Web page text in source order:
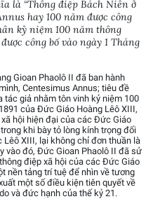
là “Thông điệp Bách Niên ở
hay 100 năm được công
kỷ niệm 100 năm thông
công bố vào ngày 1 Tháng
Gioan Phaolô II đã ban hành
Centesimus Annus; tiêu đề
tác giả nhằm tôn vinh kỷ niệm 100
của Đức Giáo Hoàng Lêô XIII,
hội hiện đại của các Đức Giáo
khi bày tỏ lòng kính trọng đối
XIII, lại không chỉ đơn thuần là
vào đó, Đức Gioan Phaolô II đã sử
điệp xã hội của các Đức Giáo
nền tảng trí tuệ để nhìn về tương
một số điều kiện tiên quyết về
và đức hạnh của thế kỷ 21.